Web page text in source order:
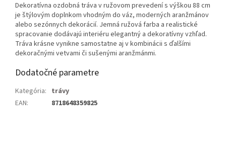
Dekoratívna ozdobná tráva v ružovom prevedení s výškou 88 cm
je štýlovým doplnkom vhodným do váz, moderných aranžmánov
alebo sezónnych dekorácií. Jemná ružová farba a realistické
spracovanie dodávajú interiéru elegantný a dekoratívny vzhľad.
Tráva krásne vynikne samostatne aj v kombinácii s ďalšími
dekoračnými vetvami či sušenými aranžmánmi.
Dodatočné parametre
Kategória: trávy
EAN: 8718648359825